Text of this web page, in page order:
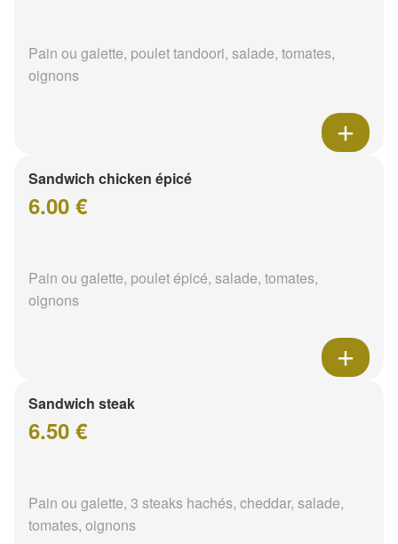
Pain ou galette, poulet tandoori, salade, tomates,
oignons
Sandwich chicken épicé
6.00 €
Pain ou galette, poulet épicé, salade, tomates,
oignons
Sandwich steak
6.50 €
Pain ou galette, 3 steaks hachés, cheddar, salade,
tomates, oignons